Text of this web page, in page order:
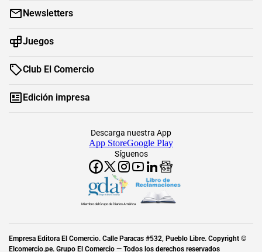
Newsletters
Juegos
Club El Comercio
Edición impresa
Síguenos
Descarga nuestra App
App StoreGoogle Play
Miembro del Grupo de Diarios América
Empresa Editora El Comercio. Calle Paracas #532, Pueblo Libre. Copyright ©
Elcomercio.pe. Grupo El Comercio — Todos los derechos reservados